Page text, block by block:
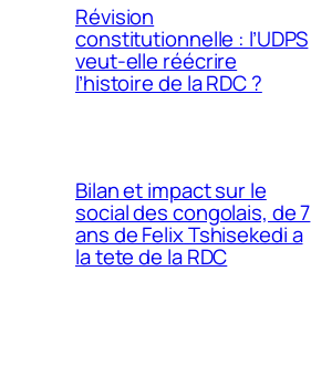
Révision
constitutionnelle : l’UDPS
veut-elle réécrire
l’histoire de la RDC ?
Bilan et impact sur le
social des congolais, de 7
ans de Felix Tshisekedi a
la tete de la RDC